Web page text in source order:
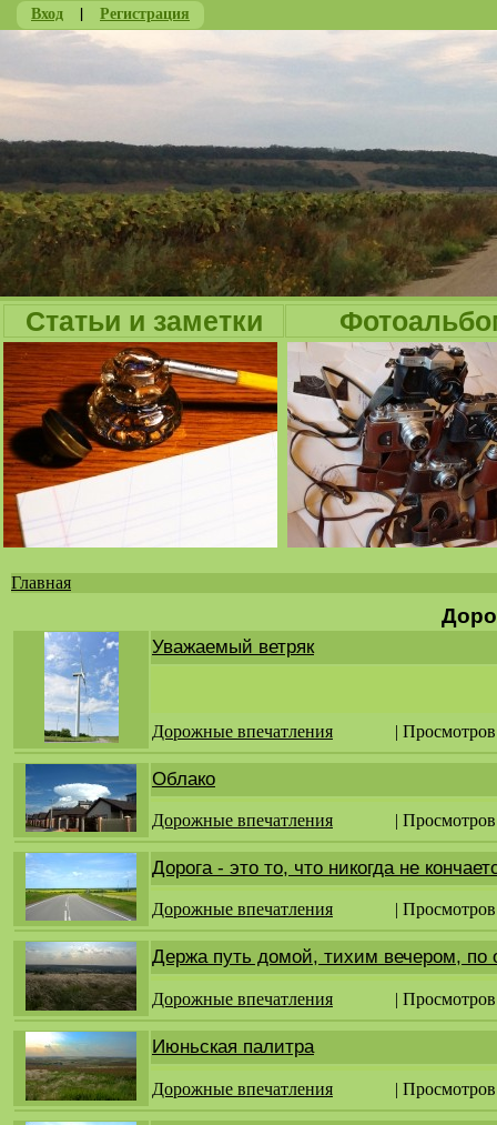
Вход | Регистрация
Статьи и заметки
здесь
Главная
Уважаемый ветряк
Дорожные впечатления |
Облако
Дорожные впечатления |
Дорога - это то, что никогда не
Дорожные впечатления |
Держа путь домой, тихим вечером, по
Дорожные впечатления |
Июньская палитра
Дорожные впечатления |